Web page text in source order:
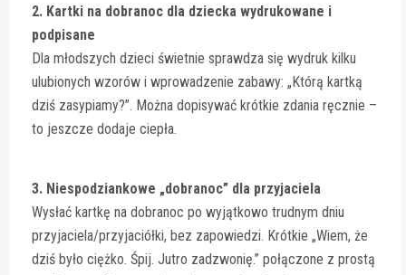
2. Kartki na dobranoc dla dziecka wydrukowane i
podpisane
Dla młodszych dzieci świetnie sprawdza się wydruk kilku
ulubionych wzorów i wprowadzenie zabawy: „Którą kartką
dziś zasypiamy?”. Można dopisywać krótkie zdania ręcznie –
to jeszcze dodaje ciepła.
3. Niespodziankowe „dobranoc” dla przyjaciela
Wysłać kartkę na dobranoc po wyjątkowo trudnym dniu
przyjaciela/przyjaciółki, bez zapowiedzi. Krótkie „Wiem, że
dziś było ciężko. Śpij. Jutro zadzwonię.” połączone z prostą